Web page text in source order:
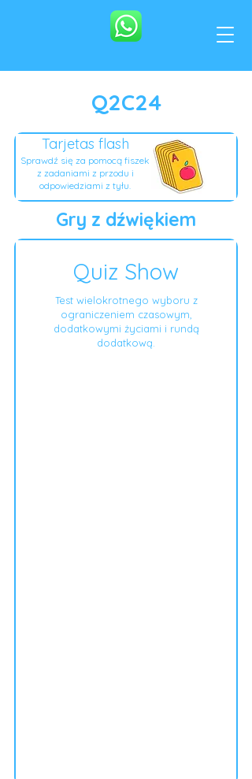
Q2C24
Tarjetas flash
Sprawdź się za pomocą fiszek
z zadaniami z przodu i
odpowiedziami z tyłu.
Gry z dźwiękiem
Quiz Show
Test wielokrotnego wyboru z
ograniczeniem czasowym,
dodatkowymi życiami i rundą
dodatkową.